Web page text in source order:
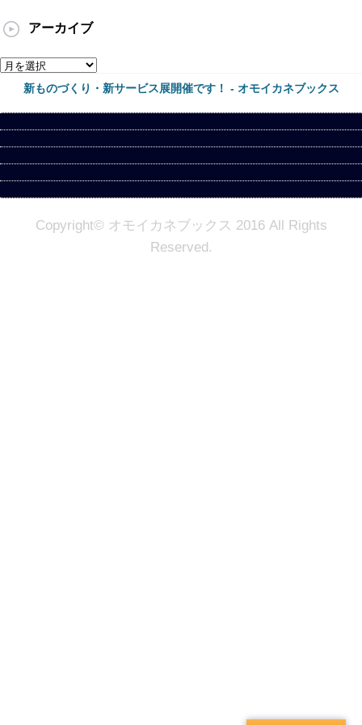
アーカイブ
ア
イ
ブ
新ものづくり・新サービス展開催です！ - オモイカネブックス
Copyright© オモイカネブックス 2016 All Rights
Reserved.